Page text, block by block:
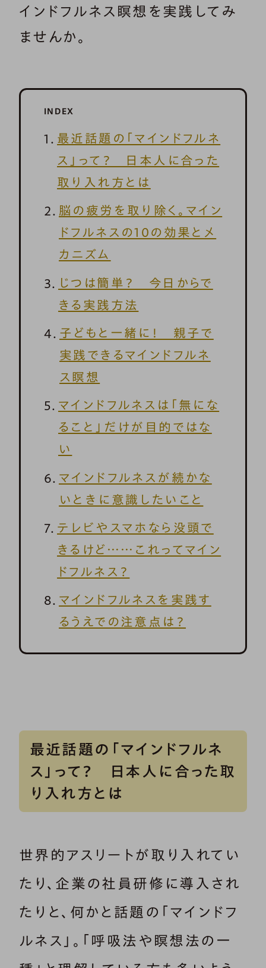
インドフルネス瞑想を実践してみ
ませんか。
INDEX
最近話題の「マインドフルネ
ス」って？ 日本人に合った
取り入れ方とは
脳の疲労を取り除く。マイン
ドフルネスの10の効果とメ
カニズム
じつは簡単？ 今日からで
きる実践方法
子どもと一緒に！ 親子で
実践できるマインドフルネ
ス瞑想
マインドフルネスは「無にな
ること」だけが目的ではな
い
マインドフルネスが続かな
いときに意識したいこと
テレビやスマホなら没頭で
きるけど……これってマイン
ドフルネス？
マインドフルネスを実践す
るうえでの注意点は？
最近話題の「マインドフルネ
ス」って？ 日本人に合った取
り入れ方とは
世界的アスリートが取り入れてい
たり、企業の社員研修に導入され
たりと、何かと話題の「マインドフ
ルネス」。「呼吸法や瞑想法の一